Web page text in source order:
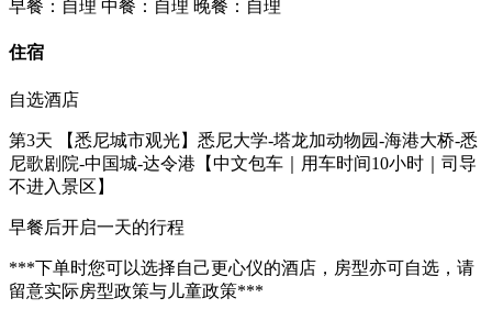
早餐：自理 中餐：自理 晚餐：自理
住宿
自选酒店
第3天
【悉尼城市观光】悉尼大学-塔龙加动物园-海港大桥-悉
尼歌剧院-中国城-达令港【中文包车｜用车时间10小时｜司导
不进入景区】
早餐后开启一天的行程
***下单时您可以选择自己更心仪的酒店，房型亦可自选，请
留意实际房型政策与儿童政策***